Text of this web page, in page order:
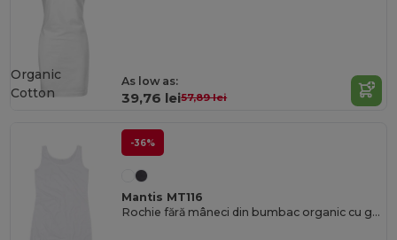
As low as:
39,76 lei57,89 lei
Organic
Cotton
-36%
Mantis MT116
Rochie fără mâneci din bumbac organic cu guler evazat